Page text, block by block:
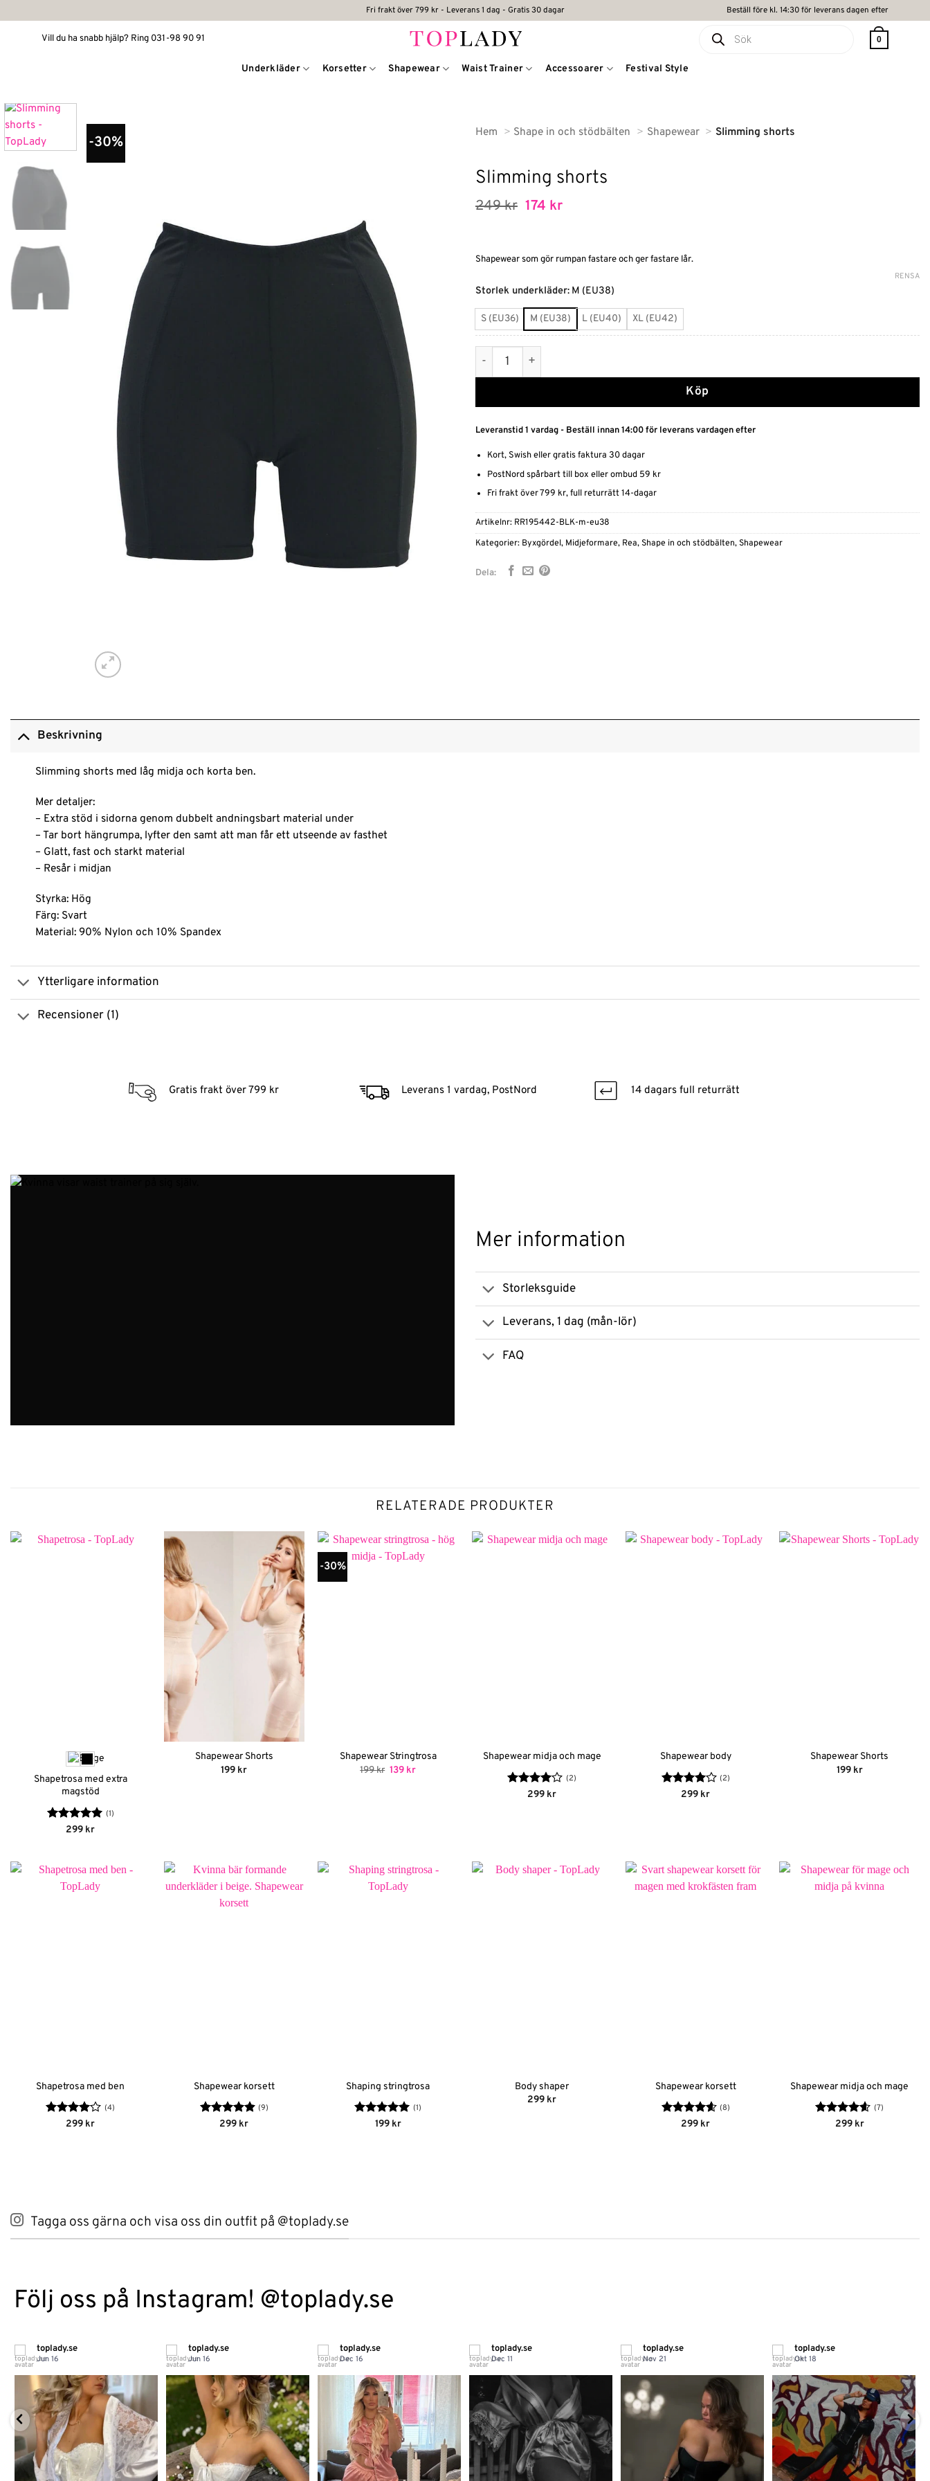
to
Fri frakt över 799 kr - Leverans 1 dag - Gratis 30 dagar Beställ före kl. 14:30 för leverans dagen efter
Vill du ha snabb hjälp? Ring 031-98 90 91 0
Underkläder Korsetter Shapewear Waist Trainer Accessoarer Festival Style
-30%
Hem Shape in och stödbälten Shapewear Slimming shorts
Slimming shorts
249kr Det
249 kr.
174 krDet
174 kr.
Shapewear som gör rumpan fastare och ger fastare lår.
Storlek underkläder: M (EU38)
S (EU36) M (EU38) L (EU40) XL (EU42)
RENSA
Slimming shorts mängd
Köp
Alternative:
Leveranstid 1 vardag - Beställ innan 14:00 för leverans vardagen efter
Kort, Swish eller gratis faktura 30 dagar
PostNord spårbart till box eller ombud 59 kr
Fri frakt över 799 kr, full returrätt 14-dagar
Artikelnr: RR195442-BLK-m-eu38
Kategorier: Byxgördel, Midjeformare, Rea, Shape in och stödbälten, Shapewear
Dela:
Beskrivning
Slimming shorts med låg midja och korta ben.
Mer detaljer:
– Extra stöd i sidorna genom dubbelt andningsbart material under
– Tar bort hängrumpa, lyfter den samt att man får ett utseende av fasthet
– Glatt, fast och starkt material
– Resår i midjan
Styrka: Hög
Färg: Svart
Material: 90% Nylon och 10% Spandex
Ytterligare information
Recensioner (1)
Gratis frakt över 799 kr Leverans 1 vardag, PostNord 14 dagars full returrätt
Mer information
Storleksguide
Leverans, 1 dag (mån-lör)
FAQ
RELATERADE PRODUKTER
Shapetrosa med extra
magstöd
Betygsatt5
(1)
299 kr
Shapewear Shorts
199 kr
-30%
Shapewear Stringtrosa
199kr Det
139 krDet
Shapewear midja och mage
Betygsatt
(2)
299 kr
Shapewear body
Betygsatt
(2)
299 kr
Shapewear Shorts
199 kr
Shapetrosa med ben
Betygsatt
(4)
299 kr
Shapewear korsett
Betygsatt
(9)
299 kr
Shaping stringtrosa
Betygsatt5
(1)
199 kr
Body shaper
299 kr
Shapewear korsett
Betygsatt
(8)
299 kr
Shapewear midja och mage
Betygsatt
(7)
299 kr
Tagga oss gärna och visa oss din outfit på @toplady.se
Följ oss på Instagram! @toplady.se
toplady.se
Jun 16
toplady.se
Jun 16
toplady.se
Dec 16
toplady.se
Dec 11
toplady.se
Nov 21
toplady.se
Okt 18